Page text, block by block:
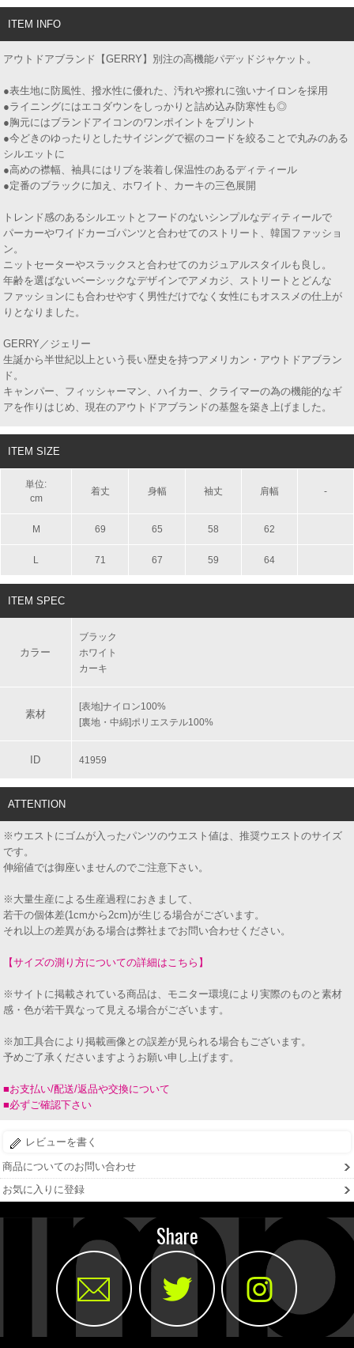
ITEM INFO
アウトドアブランド【GERRY】別注の高機能パデッドジャケット。
●表生地に防風性、撥水性に優れた、汚れや擦れに強いナイロンを採用
●ライニングにはエコダウンをしっかりと詰め込み防寒性も◎
●胸元にはブランドアイコンのワンポイントをプリント
●今どきのゆったりとしたサイジングで裾のコードを絞ることで丸みのある
シルエットに
●高めの襟幅、袖具にはリブを装着し保温性のあるディティール
●定番のブラックに加え、ホワイト、カーキの三色展開
トレンド感のあるシルエットとフードのないシンプルなディティールで
パーカーやワイドカーゴパンツと合わせてのストリート、韓国ファッショ
ン。
ニットセーターやスラックスと合わせてのカジュアルスタイルも良し。
年齢を選ばないベーシックなデザインでアメカジ、ストリートとどんな
ファッションにも合わせやすく男性だけでなく女性にもオススメの仕上が
りとなりました。
GERRY／ジェリー
生誕から半世紀以上という長い歴史を持つアメリカン・アウトドアブラン
ド。
キャンパー、フィッシャーマン、ハイカー、クライマーの為の機能的なギ
アを作りはじめ、現在のアウトドアブランドの基盤を築き上げました。
ITEM SIZE
単位:
cm
着丈 身幅 袖丈 肩幅 -
M 69 65 58 62
L 71 67 59 64
ITEM SPEC
カラー
ブラック
ホワイト
カーキ
素材
[表地]ナイロン100%
[裏地・中綿]ポリエステル100%
ID 41959
ATTENTION
※ウエストにゴムが入ったパンツのウエスト値は、推奨ウエストのサイズ
です。
伸縮値では御座いませんのでご注意下さい。
※大量生産による生産過程におきまして、
若干の個体差(1cmから2cm)が生じる場合がございます。
それ以上の差異がある場合は弊社までお問い合わせください。
【サイズの測り方についての詳細はこちら】
※サイトに掲載されている商品は、モニター環境により実際のものと素材
感・色が若干異なって見える場合がございます。
※加工具合により掲載画像との誤差が見られる場合もございます。
予めご了承くださいますようお願い申し上げます。
■お支払い/配送/返品や交換について
■必ずご確認下さい
レビューを書く
商品についてのお問い合わせ
お気に入りに登録
Share